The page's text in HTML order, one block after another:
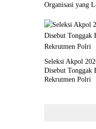
Organisasi yang
Seleksi Akpol
Disebut Tonggak
Rekrutmen Polri